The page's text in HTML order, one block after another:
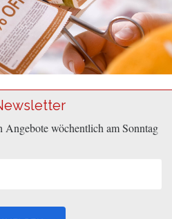
Angebote wöchentlich am Sonntag